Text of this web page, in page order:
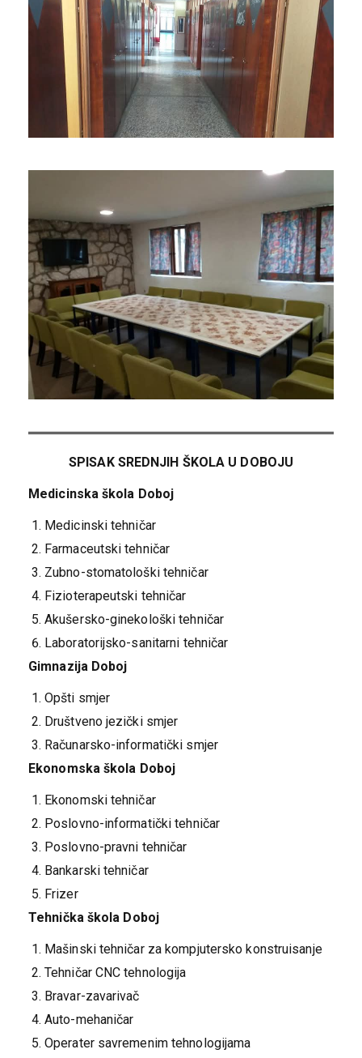
SPISAK SREDNJIH ŠKOLA U DOBOJU
Medicinska škola Doboj
Medicinski tehničar
Farmaceutski tehničar
Zubno-stomatološki tehničar
Fizioterapeutski tehničar
Akušersko-ginekološki tehničar
Laboratorijsko-sanitarni tehničar
Gimnazija Doboj
Opšti smjer
Društveno jezički smjer
Računarsko-informatički smjer
Ekonomska škola Doboj
Ekonomski tehničar
Poslovno-informatički tehničar
Poslovno-pravni tehničar
Bankarski tehničar
Frizer
Tehnička škola Doboj
Mašinski tehničar za kompjutersko konstruisanje
Tehničar CNC tehnologija
Bravar-zavarivač
Auto-mehaničar
Operater savremenim tehnologijama